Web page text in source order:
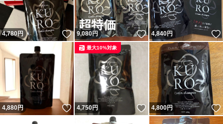
4,780円 いいね！
9,080円 いいね！
4,840円
4,880円 いいね！
4,750円 いいね！
最大10%対象
4,800円